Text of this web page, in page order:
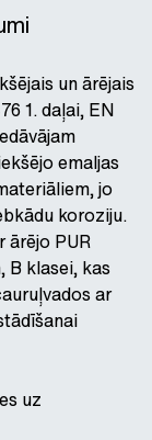
un ārējais
1. daļai, EN
emaljas
jo
koroziju.
ārējo PUR
B klasei, kas
ar
uz